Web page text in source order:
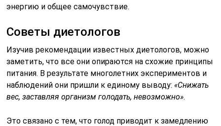
энергию и общее самочувствие.
Советы диетологов
Изучив рекомендации известных диетологов, можно
заметить, что все они опираются на схожие принципы
питания. В результате многолетних экспериментов и
наблюдений они пришли к единому выводу:«Снижать
вес, заставляя организм голодать, невозможно».
Это связано с тем, что голод приводит к замедлению